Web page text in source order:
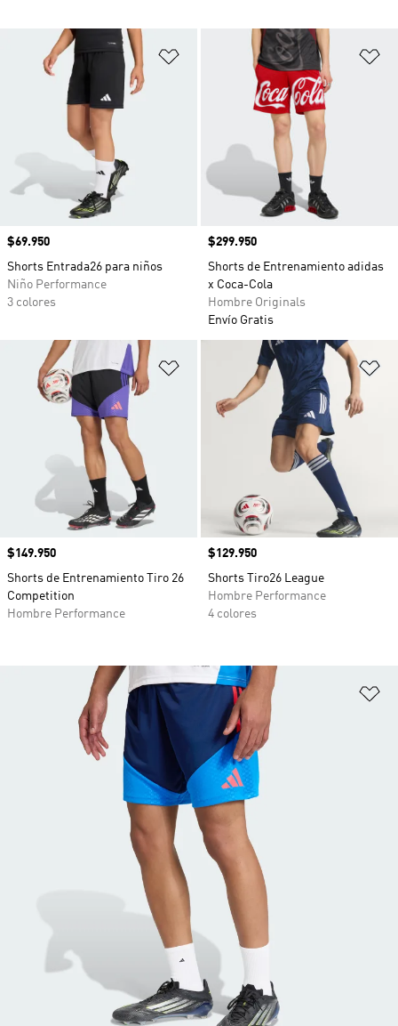
Añadir a la lista de deseos
Precio
$69.950
Shorts Entrada26 para niños
Niño Performance
3 colores
Precio
$299.950
Shorts de Entrenamiento adidas
x Coca-Cola
Hombre Originals
Envío Gratis
Añadir a la lista de deseos
Precio
$149.950
Shorts de Entrenamiento Tiro 26
Competition
Hombre Performance
Precio
$129.950
Shorts Tiro26 League
Hombre Performance
4 colores